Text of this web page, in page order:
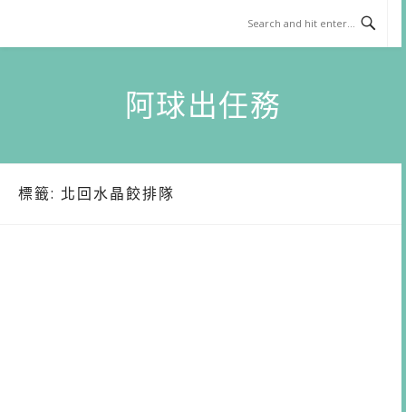
content
阿球出任務
標籤: 北回水晶餃排隊